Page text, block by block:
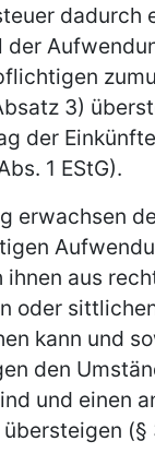
dadurch
der
3)
der
1 EStG).
erwachsen
ihnen aus
oder
kann und
den
und einen
(§